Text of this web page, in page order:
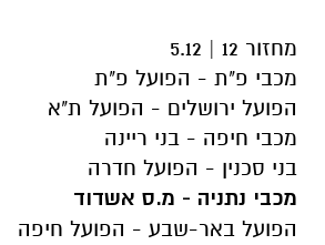
מחזור 12 | 5.12
מכבי פ"ת - הפועל פ"ת
הפועל ירושלים - הפועל ת"א
מכבי חיפה - בני ריינה
בני סכנין - הפועל חדרה
מכבי נתניה - מ.ס אשדוד
הפועל באר-שבע - הפועל חיפה